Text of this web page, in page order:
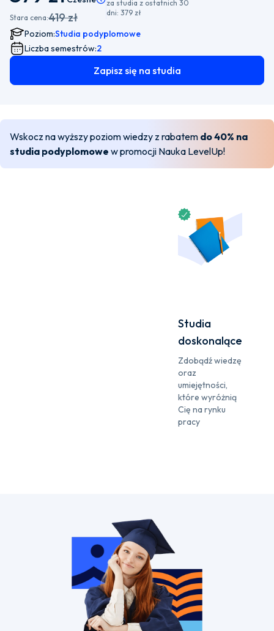
Stara cena:419 zł
za studia z ostatnich 30
dni: 379 zł
Poziom:Studia podyplomowe
Liczba semestrów:2
Zapisz się na studia
Wskocz na wyższy poziom wiedzy z rabatem do 40% na
studia podyplomowe w promocji Nauka LevelUp!
Studia
doskonalące
Zdobądź wiedzę
oraz
umiejętności,
które wyróżnią
Cię na rynku
pracy